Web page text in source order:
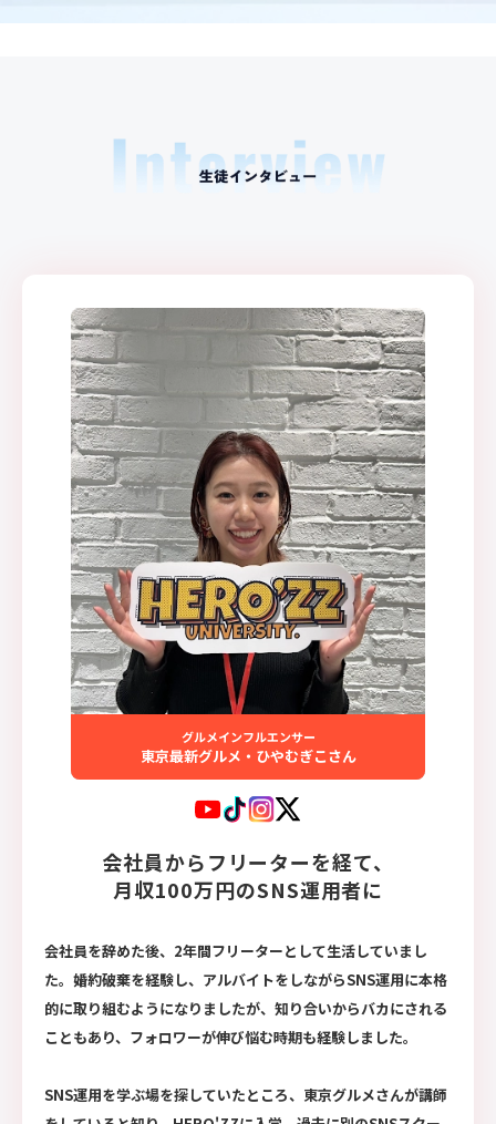
グルメインフルエンサー
東京最新グルメ・ひやむぎこさん
会社員からフリーターを経て、
月収100万円のSNS運用者に
会社員を辞めた後、2年間フリーターとして生活していまし
た。婚約破棄を経験し、アルバイトをしながらSNS運用に本格
的に取り組むようになりましたが、知り合いからバカにされる
こともあり、フォロワーが伸び悩む時期も経験しました。
SNS運用を学ぶ場を探していたところ、東京グルメさんが講師